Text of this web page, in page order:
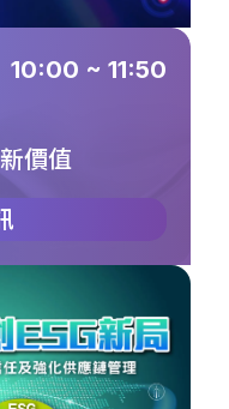
10:00 ~ 11:50
價值